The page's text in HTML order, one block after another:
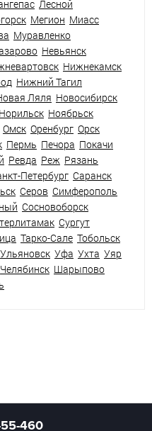
Лесной
Мегион Миасс
Муравленко
Невьянск
Нижнекамск
Нижний Тагил
Ляля Новосибирск
Норильск Ноябрьск
Омск Оренбург Орск
Пермь Печора Покачи
Ревда Реж Рязань
Петербург Саранск
Серов Симферополь
Сосновоборск
Сургут
Тарко-Сале Тобольск
Ульяновск Уфа Ухта Уяр
Челябинск Шарыпово
460